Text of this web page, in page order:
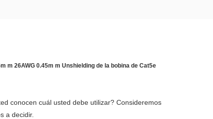
m 26AWG 0.45m m Unshielding de la bobina de Cat5e
conocen cuál usted debe utilizar? Consideremos
a decidir.